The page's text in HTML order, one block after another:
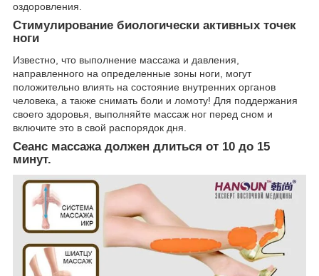
оздоровления.
Стимулирование биологически активных точек
ноги
Известно, что выполнение массажа и давления,
направленного на определенные зоны ноги, могут
положительно влиять на состояние внутренних органов
человека, а также снимать боли и ломоту! Для поддержания
своего здоровья, выполняйте массаж ног перед сном и
включите это в свой распорядок дня.
Сеанс массажа должен длиться от 10 до 15
минут.